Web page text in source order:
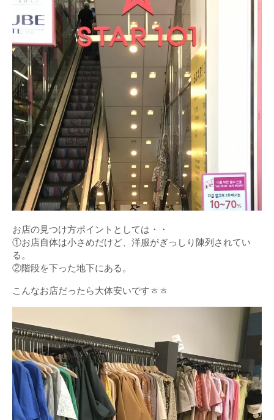
お店の見つけ方ポイントとしては・・
①お店自体は小さめだけど、洋服がぎっしり陳列されてい
る。
②階段を下った地下にある。
こんなお店だったら大体安いですㅎㅎ